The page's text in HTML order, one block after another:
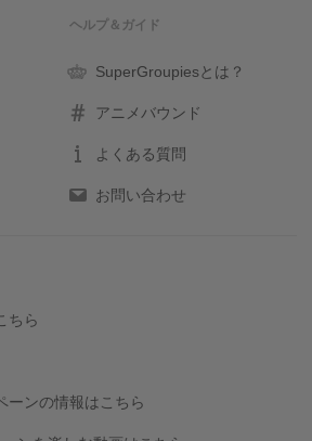
ヘルプ＆ガイド
SuperGroupiesとは？
アニメバウンド
よくある質問
お問い合わせ
ちら
ーンの情報はこちら